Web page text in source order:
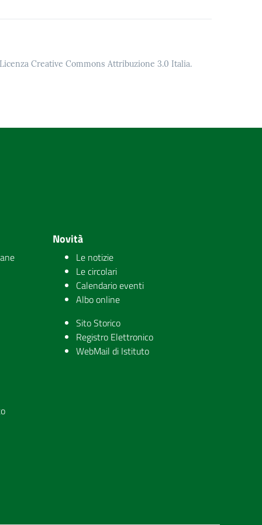
Creative Commons Attribuzione 3.0 Italia.
Novità
Le notizie
Le circolari
Calendario eventi
Albo online
Sito Storico
Registro Elettronico
WebMail di Istituto